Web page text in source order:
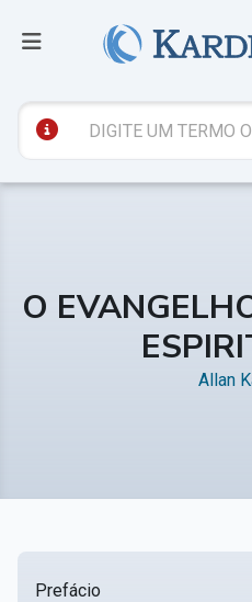
O
Allan
Prefácio